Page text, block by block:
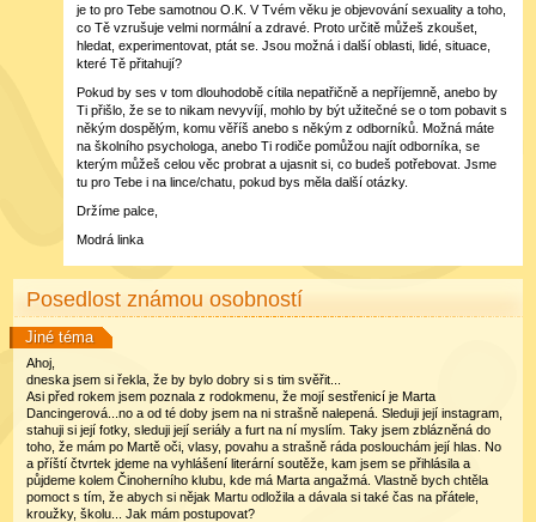
je to pro Tebe samotnou O.K. V Tvém věku je objevování sexuality a toho,
co Tě vzrušuje velmi normální a zdravé. Proto určitě můžeš zkoušet,
hledat, experimentovat, ptát se. Jsou možná i další oblasti, lidé, situace,
které Tě přitahují?
Pokud by ses v tom dlouhodobě cítila nepatřičně a nepříjemně, anebo by
Ti přišlo, že se to nikam nevyvíjí, mohlo by být užitečné se o tom pobavit s
někým dospělým, komu věříš anebo s někým z odborníků. Možná máte
na školního psychologa, anebo Ti rodiče pomůžou najít odborníka, se
kterým můžeš celou věc probrat a ujasnit si, co budeš potřebovat. Jsme
tu pro Tebe i na lince/chatu, pokud bys měla další otázky.
Držíme palce,
Modrá linka
Posedlost známou osobností
Jiné téma
Ahoj,
dneska jsem si řekla, že by bylo dobry si s tim svěřit...
Asi před rokem jsem poznala z rodokmenu, že mojí sestřenicí je Marta
Dancingerová...no a od té doby jsem na ni strašně nalepená. Sleduji její instagram,
stahuji si její fotky, sleduji její seriály a furt na ní myslím. Taky jsem zblázněná do
toho, že mám po Martě oči, vlasy, povahu a strašně ráda poslouchám její hlas. No
a příští čtvrtek jdeme na vyhlášení literární soutěže, kam jsem se přihlásila a
půjdeme kolem Činoherního klubu, kde má Marta angažmá. Vlastně bych chtěla
pomoct s tím, že abych si nějak Martu odložila a dávala si také čas na přátele,
kroužky, školu... Jak mám postupovat?